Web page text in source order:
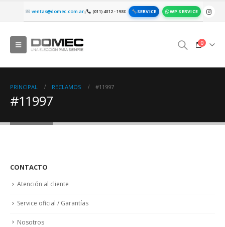
ventas@domec.com.ar| (011) 4312 - 1980 SERVICE WP SERVICE
0
PRINCIPAL RECLAMOS #11997
#11997
CONTACTO
Atención al cliente
Service oficial / Garantías
Nosotros